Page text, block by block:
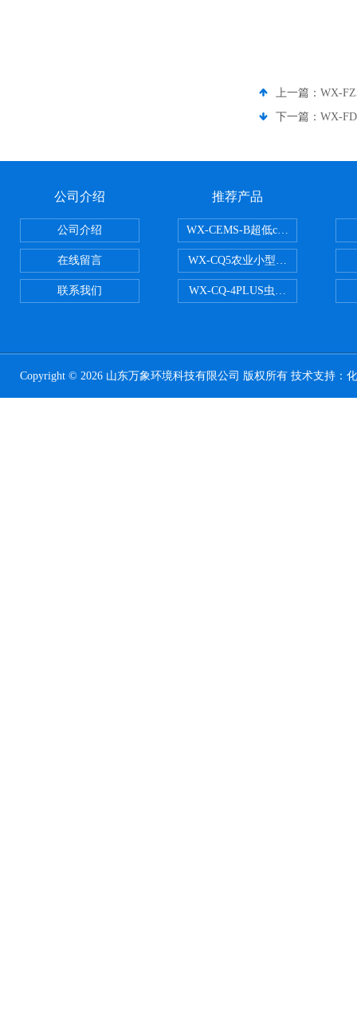
上一篇： WX-
下一篇： WX-
公司介绍
公司介绍
在线留言
联系我们
推荐产品
WX-CEMS-B超低cems烟气监测系
WX-CQ5农业小型气象站
WX-CQ-4PLUS虫情测报灯
Copyright © 2026 山东万象环境科技有限公司 版权所有 技术支持：